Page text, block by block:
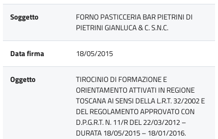
Soggetto
FORNO PASTICCERIA BAR PIETRINI DI
PIETRINI GIANLUCA & C. S.N.C.
Data firma 18/05/2015
Oggetto
TIROCINIO DI FORMAZIONE E
ORIENTAMENTO ATTIVATI IN REGIONE
TOSCANA AI SENSI DELLA L.R.T. 32/2002 E
DEL REGOLAMENTO APPROVATO CON
D.P.G.R.T. N. 11/R DEL 22/03/2012 –
DURATA 18/05/2015 – 18/01/2016.